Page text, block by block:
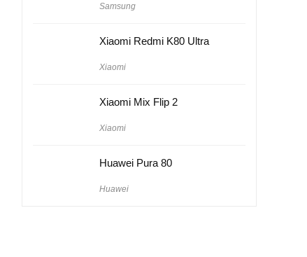
Samsung
Xiaomi Redmi K80 Ultra
Xiaomi
Xiaomi Mix Flip 2
Xiaomi
Huawei Pura 80
Huawei